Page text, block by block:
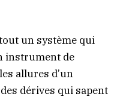
un système qui
instrument de
allures d’un
dérives qui sapent